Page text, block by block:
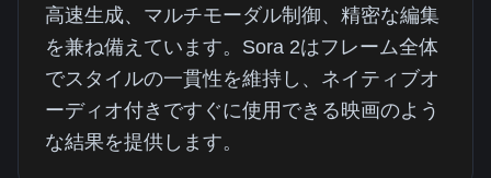
高速生成、マルチモーダル制御、精密な編集
を兼ね備えています。Sora 2はフレーム全体
でスタイルの一貫性を維持し、ネイティブオ
ーディオ付きですぐに使用できる映画のよう
な結果を提供します。